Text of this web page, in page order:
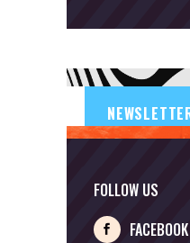
FOLLOW US
FACEBOOK